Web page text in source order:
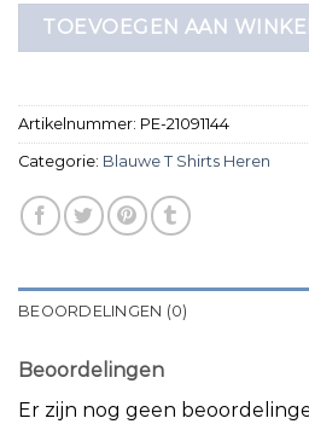
TOEVOEGEN AAN
Artikelnummer: PE-21091144
Categorie: Blauwe T Shirts Heren
BEOORDELINGEN (0)
Beoordelingen
Er zijn nog geen